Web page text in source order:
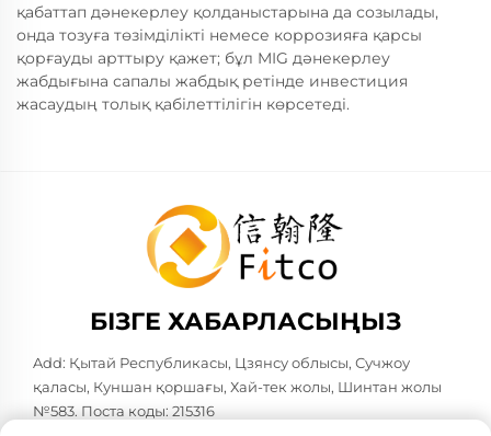
қабаттап дәнекерлеу қолданыстарына да созылады,
онда тозуға төзімділікті немесе коррозияға қарсы
қорғауды арттыру қажет; бұл MIG дәнекерлеу
жабдығына сапалы жабдық ретінде инвестиция
жасаудың толық қабілеттілігін көрсетеді.
БІЗГЕ ХАБАРЛАСЫҢЫЗ
Add: Қытай Республикасы, Цзянсу облысы, Сучжоу
қаласы, Куншан қоршағы, Хай-тек жолы, Шинтан жолы
№583. Поста коды: 215316